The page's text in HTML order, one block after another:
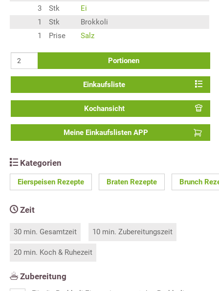
3
Stk
Ei
1
Stk
Brokkoli
1
Prise Salz
Portionen
Einkaufsliste
Kochansicht
Meine Einkaufslisten APP
Kategorien
Eierspeisen Rezepte Braten Rezepte Brunch
Zeit
30 min. Gesamtzeit 10 min. Zubereitungszeit
20 min. Koch & Ruhezeit
Zubereitung